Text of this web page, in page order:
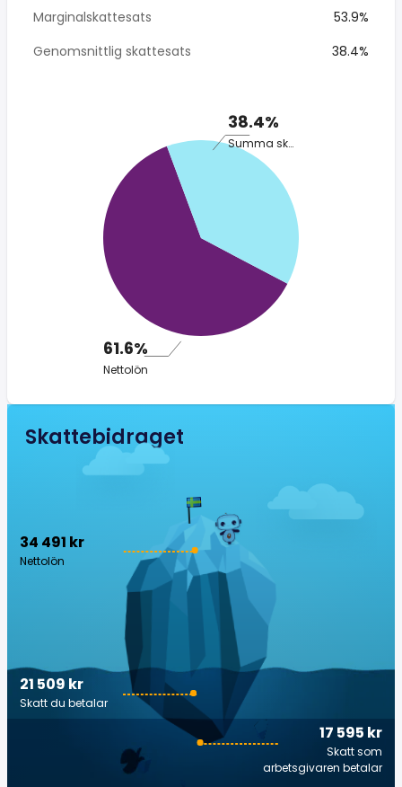
Marginalskattesats
53.9%
Genomsnittlig skattesats
38.4%
38.4%
Summa skatt
61.6%
Nettolön
Skattebidraget
34 491 kr
Nettolön
17 595 kr
Skatt som
arbetsgivaren betalar
21 509 kr
Skatt du betalar